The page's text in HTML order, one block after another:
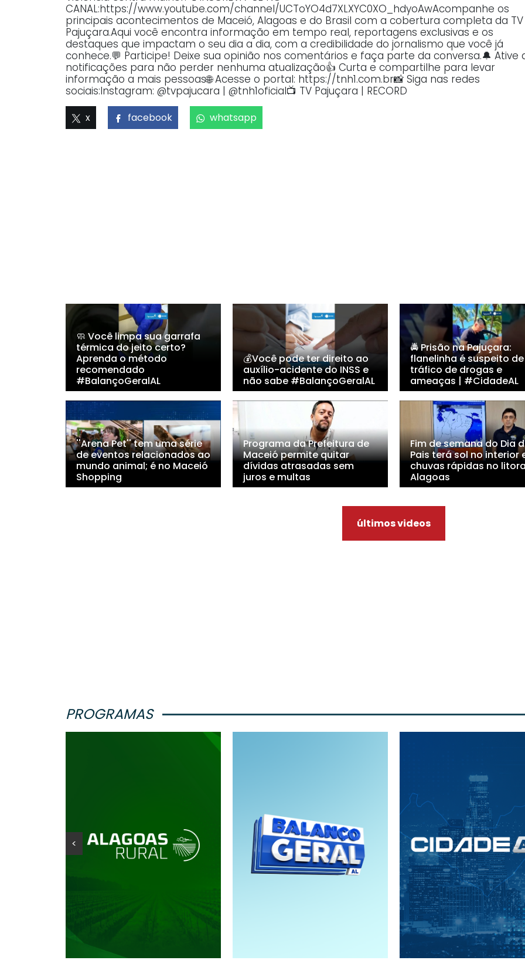
CANAL:https://www.youtube.com/channel/UCToYO4d7XLXYC0XO_hdyoAwAcompanhe os
principais acontecimentos de Maceió, Alagoas e do Brasil com a cobertura completa da TV
Pajuçara.Aqui você encontra informação em tempo real, reportagens exclusivas e os
destaques que impactam o seu dia a dia, com a credibilidade do jornalismo que você já
conhece.💬 Participe! Deixe sua opinião nos comentários e faça parte da conversa.🔔 Ative
notificações para não perder nenhuma atualização👍 Curta e compartilhe para levar
informação a mais pessoas🌐 Acesse o portal: https://tnh1.com.br📸 Siga nas redes
sociais:Instagram: @tvpajucara | @tnh1oficial📺 TV Pajuçara | RECORD
x facebook whatsapp
🧼 Você limpa sua garrafa
térmica do jeito certo?
Aprenda o método
recomendado
#BalançoGeralAL
💰Você pode ter direito ao
auxílio-acidente do INSS e
não sabe #BalançoGeralAL
🚔 Prisão na Pajuçara:
flanelinha é suspeito de
tráfico de drogas e
ameaças | #CidadeAL
''Arena Pet'' tem uma série
de eventos relacionados ao
mundo animal; é no Maceió
Shopping
Programa da Prefeitura de
Maceió permite quitar
dívidas atrasadas sem
juros e multas
Fim de semana do Dia
Pais terá sol no interior
chuvas rápidas no
Alagoas
últimos videos
PROGRAMAS
<